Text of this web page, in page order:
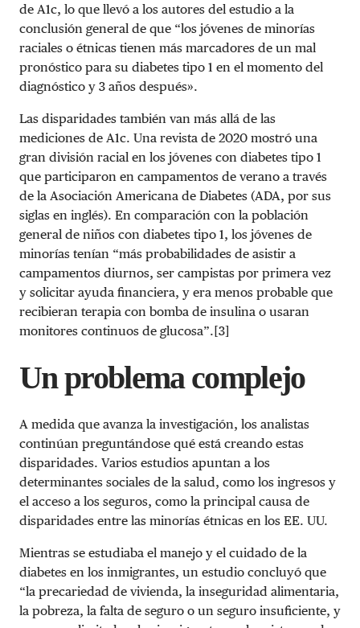
de A1c, lo que llevó a los autores del estudio a la
conclusión general de que “los jóvenes de minorías
raciales o étnicas tienen más marcadores de un mal
pronóstico para su diabetes tipo 1 en el momento del
diagnóstico y 3 años después».
Las disparidades también van más allá de las
mediciones de A1c. Una revista de 2020 mostró una
gran división racial en los jóvenes con diabetes tipo 1
que participaron en campamentos de verano a través
de la Asociación Americana de Diabetes (ADA, por sus
siglas en inglés). En comparación con la población
general de niños con diabetes tipo 1, los jóvenes de
minorías tenían “más probabilidades de asistir a
campamentos diurnos, ser campistas por primera vez
y solicitar ayuda financiera, y era menos probable que
recibieran terapia con bomba de insulina o usaran
monitores continuos de glucosa”.[3]
Un problema complejo
A medida que avanza la investigación, los analistas
continúan preguntándose qué está creando estas
disparidades. Varios estudios apuntan a los
determinantes sociales de la salud, como los ingresos y
el acceso a los seguros, como la principal causa de
disparidades entre las minorías étnicas en los EE. UU.
Mientras se estudiaba el manejo y el cuidado de la
diabetes en los inmigrantes, un estudio concluyó que
“la precariedad de vivienda, la inseguridad alimentaria,
la pobreza, la falta de seguro o un seguro insuficiente, y